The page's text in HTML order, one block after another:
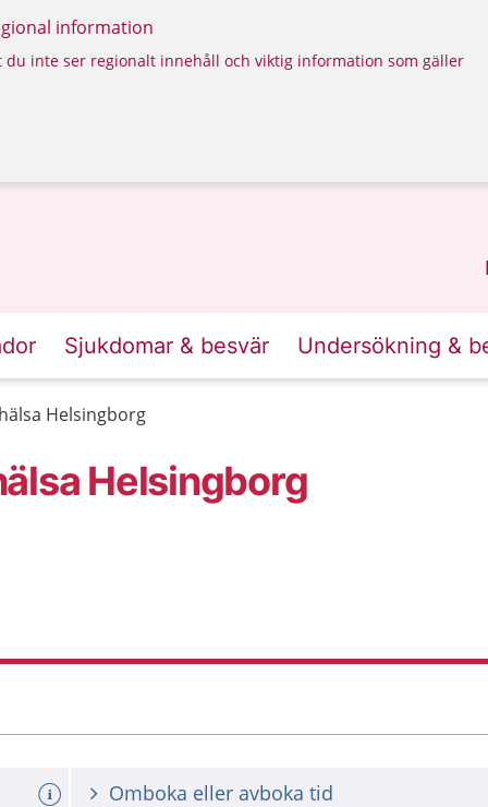
information
du inte ser regionalt innehåll och viktig information som gäller
Sjukdomar & besvär Undersökning &
Helsingborg
Helsingborg
Omboka eller avboka tid